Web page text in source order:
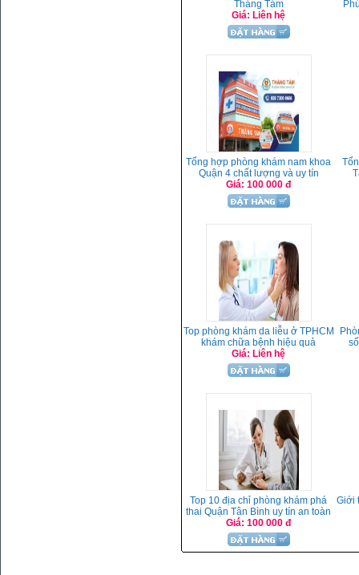
Tháng Tám
Giá: Liên hệ
Tổng hợp phòng khám nam khoa
Quận 4 chất lượng và uy tín
Giá: 100 000 đ
Top phòng khám da liễu ở TPHCM
khám chữa bệnh hiệu quả
Giá: Liên hệ
Top 10 địa chỉ phòng khám phá
thai Quận Tân Bình uy tín an toàn
Giá: 100 000 đ
Giới